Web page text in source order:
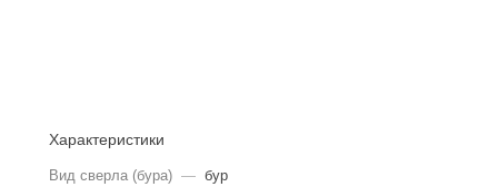
Характеристики
Вид сверла (бура) — бур